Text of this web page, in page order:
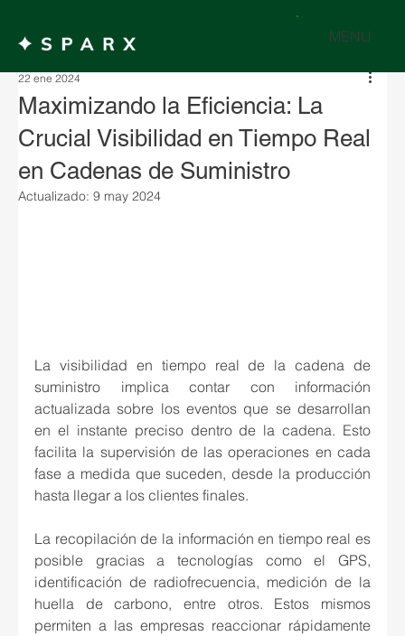
MENU
Maximizando la Eficiencia: La
Crucial Visibilidad en Tiempo Real
en Cadenas de Suministro
22 ene 2024
Actualizado: 9 may 2024
La visibilidad en tiempo real de la cadena de
suministro implica contar con información
actualizada sobre los eventos que se desarrollan
en el instante preciso dentro de la cadena. Esto
facilita la supervisión de las operaciones en cada
fase a medida que suceden, desde la producción
hasta llegar a los clientes finales.
La recopilación de la información en tiempo real es
posible gracias a tecnologías como el GPS,
identificación de radiofrecuencia, medición de la
huella de carbono, entre otros. Estos mismos
permiten a las empresas reaccionar rápidamente